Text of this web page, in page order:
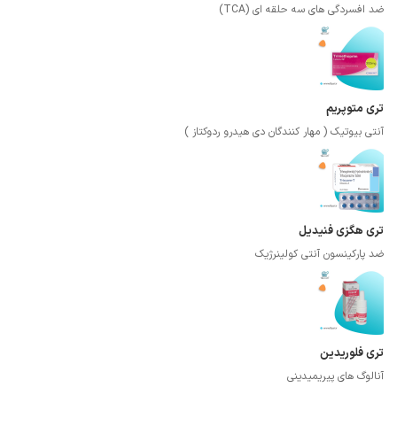
ضد افسردگی های سه حلقه ای (TCA)
تری متوپریم
آنتی بیوتیک ( مهار کنندگان دی هیدرو ردوکتاز )
تری هگزی فنیدیل
ضد پارکینسون آنتی کولینرژیک
تری فلوریدین
آنالوگ های پیریمیدینی